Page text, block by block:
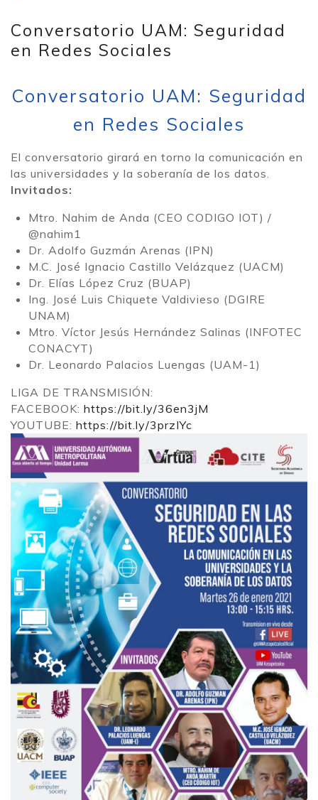
Conversatorio UAM: Seguridad
en Redes Sociales
Conversatorio UAM: Seguridad
en Redes Sociales
El conversatorio girará en torno la comunicación en
las universidades y la soberanía de los datos.
Invitados:
Mtro. Nahim de Anda (CEO CODIGO IOT) /
@nahim1
Dr. Adolfo Guzmán Arenas (IPN)
M.C. José Ignacio Castillo Velázquez (UACM)
Dr. Elías López Cruz (BUAP)
Ing. José Luis Chiquete Valdivieso (DGIRE
UNAM)
Mtro. Víctor Jesús Hernández Salinas (INFOTEC
CONACYT)
Dr. Leonardo Palacios Luengas (UAM-1)
LIGA DE TRANSMISIÓN:
FACEBOOK: https://bit.ly/36en3jM
YOUTUBE: https://bit.ly/3przIYc